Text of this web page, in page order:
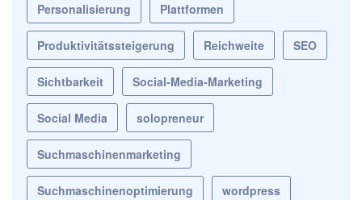
Personalisierung Plattformen
Produktivitätssteigerung Reichweite SEO
Sichtbarkeit Social-Media-Marketing
Social Media solopreneur
Suchmaschinenmarketing
Suchmaschinenoptimierung wordpress